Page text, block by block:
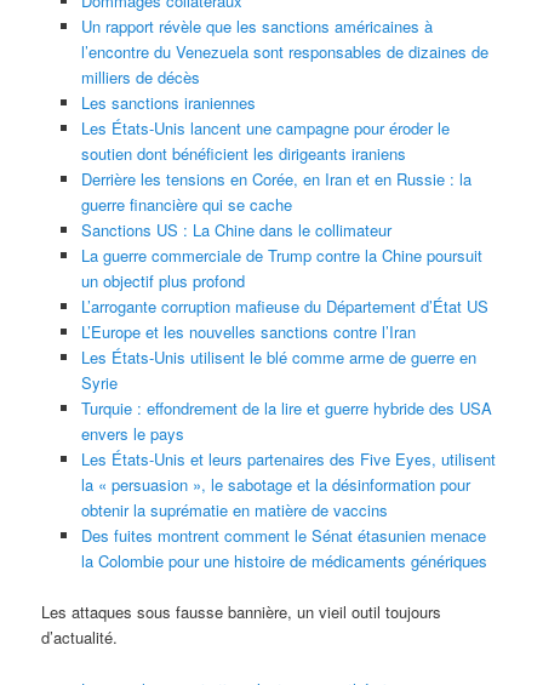
Un rapport révèle que les sanctions américaines à
l’encontre du Venezuela sont responsables de dizaines de
milliers de décès
Les sanctions iraniennes
Les États-Unis lancent une campagne pour éroder le
soutien dont bénéficient les dirigeants iraniens
Derrière les tensions en Corée, en Iran et en Russie : la
guerre financière qui se cache
Sanctions US : La Chine dans le collimateur
La guerre commerciale de Trump contre la Chine poursuit
un objectif plus profond
L’arrogante corruption mafieuse du Département d’État US
L’Europe et les nouvelles sanctions contre l’Iran
Les États-Unis utilisent le blé comme arme de guerre en
Syrie
Turquie : effondrement de la lire et guerre hybride des USA
envers le pays
Les États-Unis et leurs partenaires des Five Eyes, utilisent
la « persuasion », le sabotage et la désinformation pour
obtenir la suprématie en matière de vaccins
Des fuites montrent comment le Sénat étasunien menace
la Colombie pour une histoire de médicaments génériques
Les attaques sous fausse bannière, un vieil outil toujours
d’actualité.